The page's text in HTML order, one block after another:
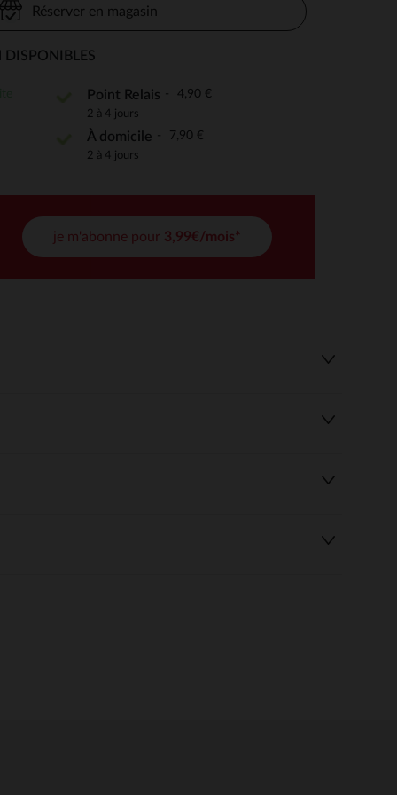
de confidentialité, en garantissant la conformité avec
Réserver en magasin
Point Relais 4,90 €
2 à 4 jours
À domicile 7,90 €
2 à 4 jours
je m'abonne pour 3,99€/mois*